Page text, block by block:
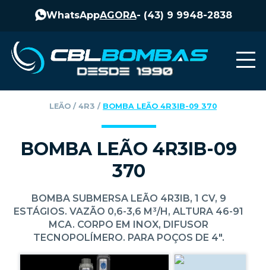
WhatsAppAGORA- (43) 9 9948-2838
LEÃO ‎ / ‎ 4R3 ‎ / ‎ BOMBA LEÃO 4R3IB-09 370
BOMBA LEÃO 4R3IB-09
370
BOMBA SUBMERSA LEÃO 4R3IB, 1 CV, 9
ESTÁGIOS. VAZÃO 0,6-3,6 M³/H, ALTURA 46-91
MCA. CORPO EM INOX, DIFUSOR
TECNOPOLÍMERO. PARA POÇOS DE 4".